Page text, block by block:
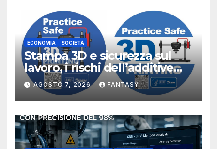
ECONOMIA SOCIETÀ
Stampa 3D e sicurezza sul
lavoro, i rischi dell’additive
manufacturing secondo
NIOSH
AGOSTO 7, 2026 FANTASY